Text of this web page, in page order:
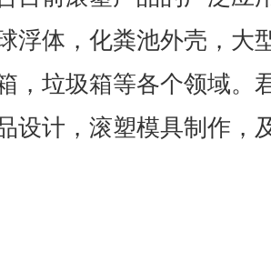
浮体，化粪池外壳，大
，垃圾箱等各个领域。
设计，滚塑模具制作，